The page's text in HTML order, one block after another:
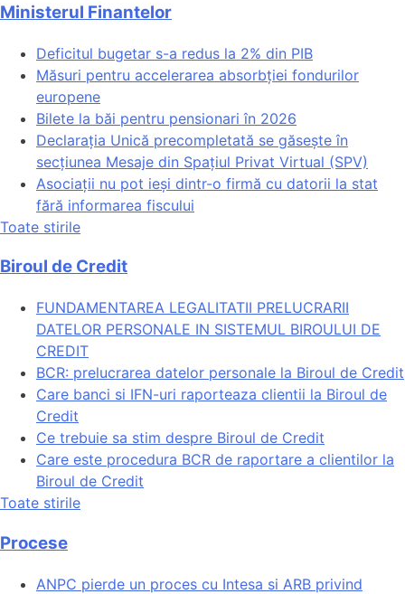
Ministerul Finantelor
Deficitul bugetar s-a redus la 2% din PIB
Măsuri pentru accelerarea absorbției fondurilor
europene
Bilete la băi pentru pensionari în 2026
Declarația Unică precompletată se găsește în
secțiunea Mesaje din Spațiul Privat Virtual (SPV)
Asociații nu pot ieși dintr-o firmă cu datorii la stat
fără informarea fiscului
Toate stirile
Biroul de Credit
FUNDAMENTAREA LEGALITATII PRELUCRARII
DATELOR PERSONALE IN SISTEMUL BIROULUI DE
CREDIT
BCR: prelucrarea datelor personale la Biroul de Credit
Care banci si IFN-uri raporteaza clientii la Biroul de
Credit
Ce trebuie sa stim despre Biroul de Credit
Care este procedura BCR de raportare a clientilor la
Biroul de Credit
Toate stirile
Procese
ANPC pierde un proces cu Intesa si ARB privind